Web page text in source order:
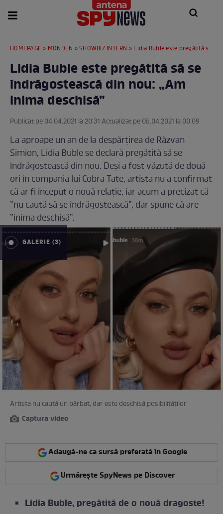
HOMEPAGE » MONDEN »SHOWBIZ INTERN » Lidia Buble este pregătită să se îndrăgostească din nou: „Am inima deschisă”
Lidia Buble este pregătită să se
îndrăgostească din nou: „Am
inima deschisă”
Publicat pe 04.04.2021 la 20:31 Actualizat pe 05.04.2021 la 00:09
La aproape un an de la despărțirea de Răzvan
Simion, Lidia Buble se declară pregătită să se
îndrăgostească din nou. Deși a fost văzută de două
ori în compania lui Cobra Tate, artista nu a confirmat
că ar fi început o nouă relație, iar acum a precizat că
”nu caută să se îndrăgostească”, dar spune că are
”inima deschisă”.
GALERIE (3)
Artista nu caută un bărbat, dar este deschisă posibilităților
Captura video
Adaugă-ne ca sursă preferată în Google
Urmărește SpyNews pe Discover
Lidia Buble, pregătită de o nouă dragoste!